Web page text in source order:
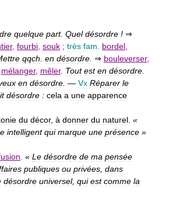
quelque part. Quel désordre ! ⇒
, fourbi souk ; très fam bordel
qqch en désordre ⇒ bouleverser,
mélanger, mêler. Tout est en désordre
en désordre — Vx Réparer le
désordre : cela a une apparence
du décor, à donner du naturel «
intelligent qui marque une présence »
« Le désordre de ma pensée
publiques ou privées dans
désordre universel, qui est comme la